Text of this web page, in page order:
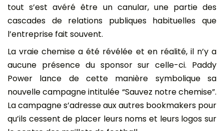
tout s’est avéré être un canular, une partie des
cascades de relations publiques habituelles que
l’entreprise fait souvent.
La vraie chemise a été révélée et en réalité, il n’y a
aucune présence du sponsor sur celle-ci. Paddy
Power lance de cette manière symbolique sa
nouvelle campagne intitulée “Sauvez notre chemise”.
La campagne s’adresse aux autres bookmakers pour
qu’ils cessent de placer leurs noms et leurs logos sur